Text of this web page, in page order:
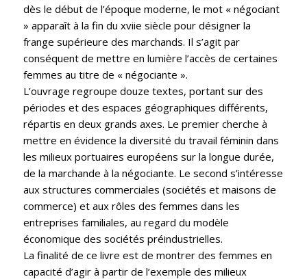
dès le début de l’époque moderne, le mot « négociant
» apparaît à la fin du xviie siècle pour désigner la
frange supérieure des marchands. Il s’agit par
conséquent de mettre en lumière l’accès de certaines
femmes au titre de « négociante ».
L’ouvrage regroupe douze textes, portant sur des
périodes et des espaces géographiques différents,
répartis en deux grands axes. Le premier cherche à
mettre en évidence la diversité du travail féminin dans
les milieux portuaires européens sur la longue durée,
de la marchande à la négociante. Le second s’intéresse
aux structures commerciales (sociétés et maisons de
commerce) et aux rôles des femmes dans les
entreprises familiales, au regard du modèle
économique des sociétés préindustrielles.
La finalité de ce livre est de montrer des femmes en
capacité d’agir à partir de l’exemple des milieux